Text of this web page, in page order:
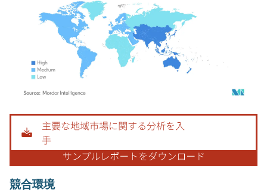
画像 © Mordor Intelligence。再利用にはCC BY 4.0の表示が必要です。
競合環境